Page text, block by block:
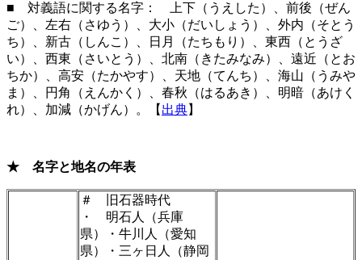
■ 対義語に関する名字： 上下（うえした）、前後（ぜん
ご）、左右（さゆう）、大小（だいしょう）、外内（そとう
ち）、新古（しんこ）、日月（たちもり）、東西（とうざ
い）、西東（さいとう）、北南（きたみなみ）、遠近（とお
ちか）、高安（たかやす）、天地（てんち）、海山（うみや
ま）、円角（えんかく）、春秋（はるあき）、明暗（あけく
れ）、加減（かげん）。【 出典】
★ 名字と地名の年表
＃ 旧石器時代
・ 明石人（兵庫
県）・牛川人（愛知
県）・三ヶ日人（静岡